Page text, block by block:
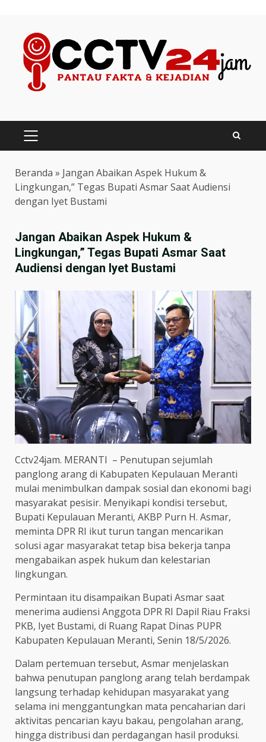
content
PRIMARY
MENU
Beranda » Jangan Abaikan Aspek Hukum &
Lingkungan,” Tegas Bupati Asmar Saat Audiensi
dengan Iyet Bustami
Jangan Abaikan Aspek Hukum &
Lingkungan,” Tegas Bupati Asmar Saat
Audiensi dengan Iyet Bustami
Cctv24jam. MERANTI – Penutupan sejumlah
panglong arang di Kabupaten Kepulauan Meranti
mulai menimbulkan dampak sosial dan ekonomi bagi
masyarakat pesisir. Menyikapi kondisi tersebut,
Bupati Kepulauan Meranti, AKBP Purn H. Asmar,
meminta DPR RI ikut turun tangan mencarikan
solusi agar masyarakat tetap bisa bekerja tanpa
mengabaikan aspek hukum dan kelestarian
lingkungan.
Permintaan itu disampaikan Bupati Asmar saat
menerima audiensi Anggota DPR RI Dapil Riau Fraksi
PKB, Iyet Bustami, di Ruang Rapat Dinas PUPR
Kabupaten Kepulauan Meranti, Senin 18/5/2026.
Dalam pertemuan tersebut, Asmar menjelaskan
bahwa penutupan panglong arang telah berdampak
langsung terhadap kehidupan masyarakat yang
selama ini menggantungkan mata pencaharian dari
aktivitas pencarian kayu bakau, pengolahan arang,
hingga distribusi dan perdagangan hasil produksi.